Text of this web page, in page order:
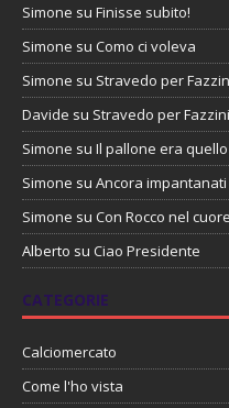
Simone su Finisse subito!
Simone su Como ci voleva
Simone su Stravedo per
Davide su Stravedo per Fazzini
Simone su Il pallone era
Simone su Ancora impantanati
Simone su Con Rocco nel
Alberto su Ciao Presidente
CATEGORIE
Calciomercato
Come l'ho vista